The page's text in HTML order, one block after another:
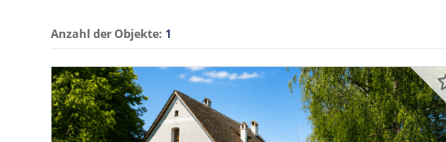
Anzahl der Objekte: 1